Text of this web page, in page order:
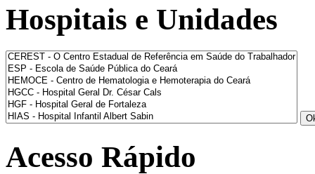
Hospitais e Unidades
Acesso Rápido